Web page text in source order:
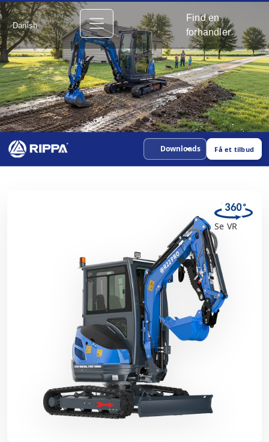
Danish
Find en
forhandler
Downloads Få et tilbud
Se VR